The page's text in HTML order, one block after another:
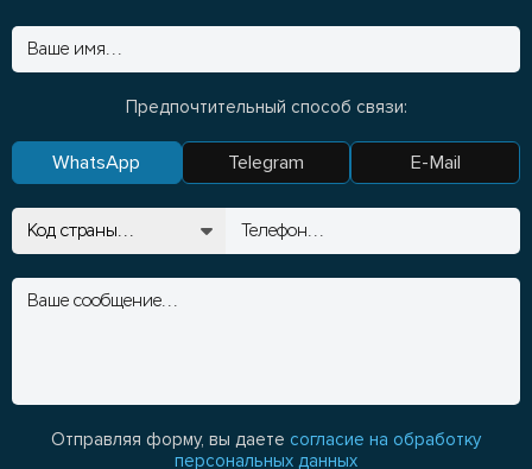
Предпочтительный способ связи:
WhatsApp Telegram E-Mail
Отправляя форму, вы даете согласие на обработку
персональных данных